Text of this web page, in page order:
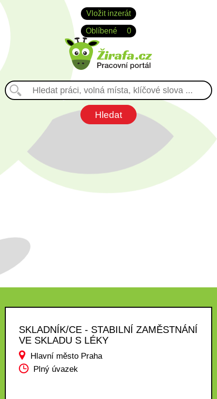
Vložit inzerát
Oblíbené 0
SKLADNÍK/CE - STABILNÍ ZAMĚSTNÁNÍ
VE SKLADU S LÉKY
Hlavní město Praha
Plný úvazek